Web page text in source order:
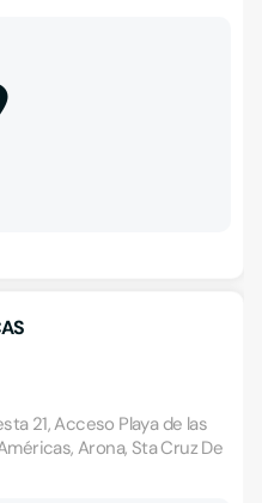
21, Acceso Playa de las
Arona, Sta Cruz De